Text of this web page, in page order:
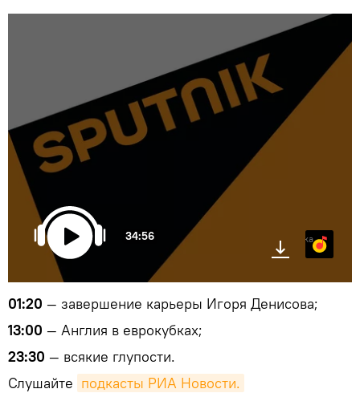
34:56 Яндекс.Музыка
01:20 — завершение карьеры Игоря Денисова;
13:00 — Англия в еврокубках;
23:30 — всякие глупости.
Слушайте подкасты РИА Новости.